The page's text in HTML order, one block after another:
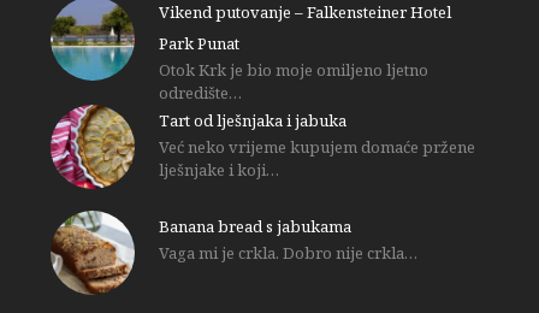
Vikend putovanje – Falkensteiner Hotel
Park Punat
Otok Krk je bio moje omiljeno ljetno
odredište…
Tart od lješnjaka i jabuka
Već neko vrijeme kupujem domaće pržene
lješnjake i koji…
Banana bread s jabukama
Vaga mi je crkla. Dobro nije crkla…